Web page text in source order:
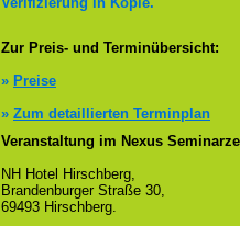
Zur Preis- und Terminübersicht:
» Preise
» Zum detaillierten Terminplan
Veranstaltung im Nexus
NH Hotel Hirschberg,
Brandenburger Straße 30,
69493 Hirschberg.